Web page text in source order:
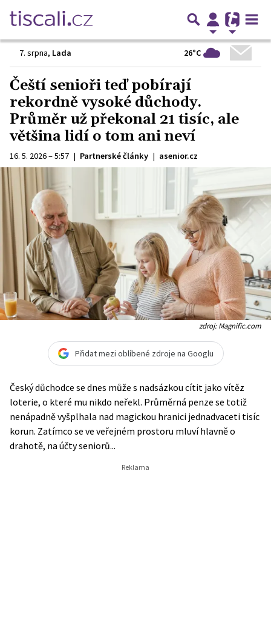
7. srpna, Lada 26°C
Čeští senioři teď pobírají
rekordně vysoké důchody.
Průměr už překonal 21 tisíc, ale
většina lidí o tom ani neví
16. 5. 2026 – 5:57 | Partnerské články | asenior.cz
zdroj: Magnific.com
Přidat mezi oblíbené zdroje na Googlu
Český důchodce se dnes může s nadsázkou cítit jako vítěz
loterie, o které mu nikdo neřekl. Průměrná penze se totiž
nenápadně vyšplhala nad magickou hranici jednadvaceti tisíc
korun. Zatímco se ve veřejném prostoru mluví hlavně o
drahotě, na účty seniorů...